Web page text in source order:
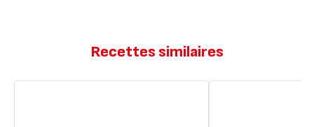
Recettes similaires